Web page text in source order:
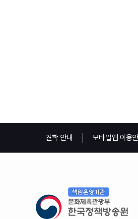
견학 안내 모바일앱 이용